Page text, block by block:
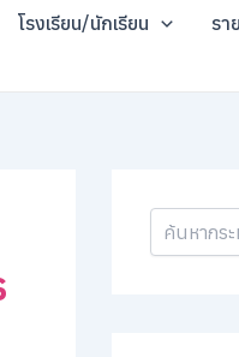
โรงเรียน/นักเรียน รา